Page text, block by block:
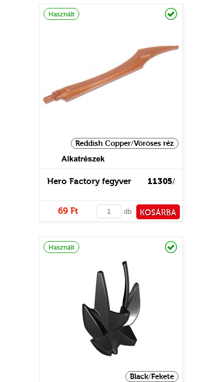
Használt
Reddish Copper/Vöröses réz
11305/
Hero Factory fegyver
69 Ft db KOSÁRBA
Használt
Black/Fekete